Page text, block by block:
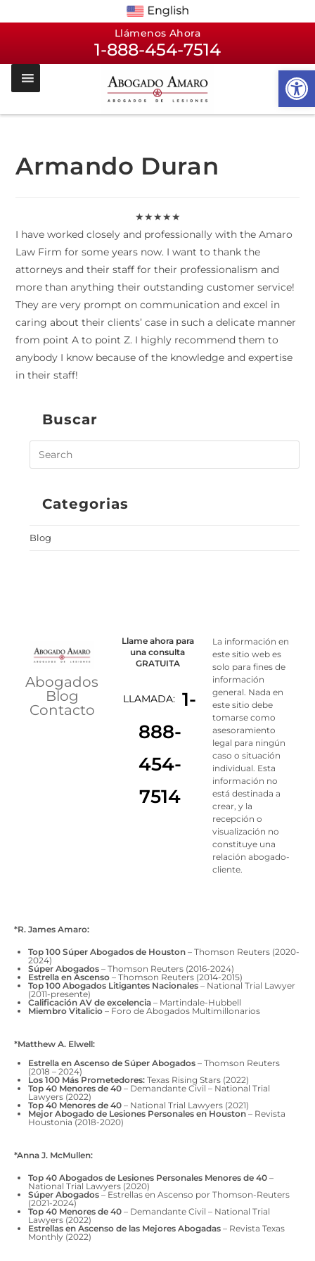
Llámenos Ahora
1-888-454-7514
Armando Duran
★★★★★
I have worked closely and professionally with the Amaro
Law Firm for some years now. I want to thank the
attorneys and their staff for their professionalism and
more than anything their outstanding customer service!
They are very prompt on communication and excel in
caring about their clients’ case in such a delicate manner
from point A to point Z. I highly recommend them to
anybody I know because of the knowledge and expertise
in their staff!
Buscar
Categorias
Blog
Abogados
Blog
Contacto
Llame ahora para
una consulta
GRATUITA
LLAMADA: 1-
888-
454-
7514
La información en
este sitio web es
solo para fines de
información
general. Nada en
este sitio debe
tomarse como
asesoramiento
legal para ningún
caso o situación
individual. Esta
información no
está destinada a
crear, y la
recepción o
visualización no
constituye una
relación abogado-
cliente.
*R. James Amaro:
Top 100 Súper Abogados de Houston – Thomson Reuters (2020-
2024)
Súper Abogados – Thomson Reuters (2016-2024)
Estrella en Ascenso – Thomson Reuters (2014-2015)
Top 100 Abogados Litigantes Nacionales – National Trial Lawyer
(2011-presente)
Calificación AV de excelencia – Martindale-Hubbell
Miembro Vitalicio – Foro de Abogados Multimillonarios
*Matthew A. Elwell:
Estrella en Ascenso de Súper Abogados – Thomson Reuters
(2018 – 2024)
Los 100 Más Prometedores: Texas Rising Stars (2022)
Top 40 Menores de 40 – Demandante Civil – National Trial
Lawyers (2022)
Top 40 Menores de 40 – National Trial Lawyers (2021)
Mejor Abogado de Lesiones Personales en Houston– Revista
Houstonia (2018-2020)
*Anna J. McMullen:
Top 40 Abogados de Lesiones Personales Menores de 40 –
National Trial Lawyers (2020)
Súper Abogados – Estrellas en Ascenso por Thomson-Reuters
(2021-2024)
Top 40 Menores de 40 – Demandante Civil – National Trial
Lawyers (2022)
Estrellas en Ascenso de las Mejores Abogadas – Revista Texas
Monthly (2022)